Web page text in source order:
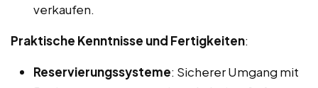
verkaufen.
Praktische Kenntnisse und Fertigkeiten:
Reservierungssysteme: Sicherer Umgang mit